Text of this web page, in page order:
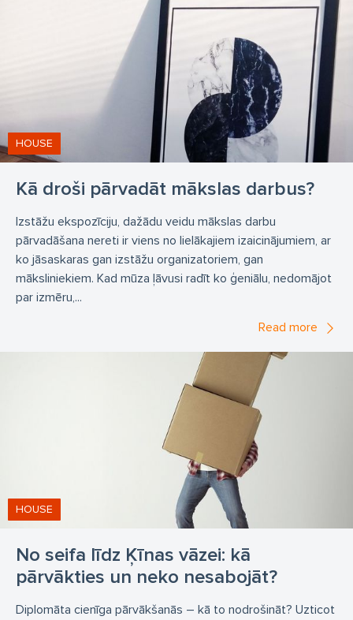
Kā droši pārvadāt mākslas darbus?
HOUSE
Izstāžu ekspozīciju, dažādu veidu mākslas darbu
pārvadāšana nereti ir viens no lielākajiem izaicinājumiem, ar
ko jāsaskaras gan izstāžu organizatoriem, gan
māksliniekiem. Kad mūza ļāvusi radīt ko ģeniālu, nedomājot
par izmēru,...
Read more
No seifa līdz Ķīnas vāzei: kā
pārvākties un neko nesabojāt?
HOUSE
Diplomāta cienīga pārvākšanās – kā to nodrošināt? Uzticot